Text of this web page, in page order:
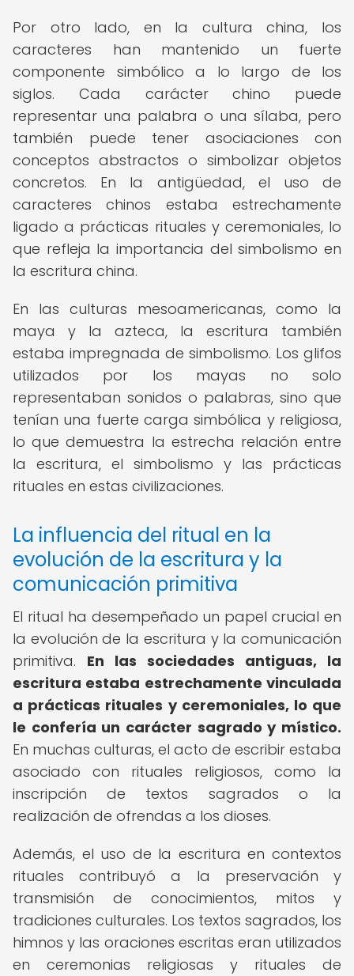
Por otro lado, en la cultura china, los
caracteres han mantenido un fuerte
componente simbólico a lo largo de los
siglos. Cada carácter chino puede
representar una palabra o una sílaba, pero
también puede tener asociaciones con
conceptos abstractos o simbolizar objetos
concretos. En la antigüedad, el uso de
caracteres chinos estaba estrechamente
ligado a prácticas rituales y ceremoniales, lo
que refleja la importancia del simbolismo en
la escritura china.
En las culturas mesoamericanas, como la
maya y la azteca, la escritura también
estaba impregnada de simbolismo. Los glifos
utilizados por los mayas no solo
representaban sonidos o palabras, sino que
tenían una fuerte carga simbólica y religiosa,
lo que demuestra la estrecha relación entre
la escritura, el simbolismo y las prácticas
rituales en estas civilizaciones.
La influencia del ritual en la
evolución de la escritura y la
comunicación primitiva
El ritual ha desempeñado un papel crucial en
la evolución de la escritura y la comunicación
primitiva. En las sociedades antiguas, la
escritura estaba estrechamente vinculada
a prácticas rituales y ceremoniales, lo que
le confería un carácter sagrado y místico.
En muchas culturas, el acto de escribir estaba
asociado con rituales religiosos, como la
inscripción de textos sagrados o la
realización de ofrendas a los dioses.
Además, el uso de la escritura en contextos
rituales contribuyó a la preservación y
transmisión de conocimientos, mitos y
tradiciones culturales. Los textos sagrados, los
himnos y las oraciones escritas eran utilizados
en ceremonias religiosas y rituales de